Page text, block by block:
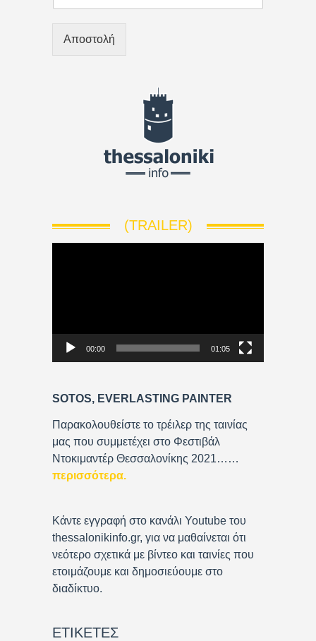
Αποστολή
(TRAILER)
P
e
r
00:00 01:05
SOTOS, EVERLASTING PAINTER
Παρακολουθείστε το τρέιλερ της ταινίας
μας που συμμετέχει στο Φεστιβάλ
Ντοκιμαντέρ Θεσσαλονίκης 2021……
περισσότερα.
Κάντε εγγραφή στο κανάλι Youtube του
thessalonikinfo.gr, για να μαθαίνεται ότι
νεότερο σχετικά με βίντεο και ταινίες που
ετοιμάζουμε και δημοσιεύουμε στο
διαδίκτυο.
ΕΤΙΚΈΤΕΣ